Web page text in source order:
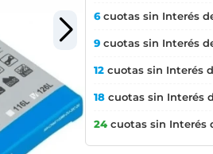
6cuotas sin Interés
9 cuotas sin Interés
12 cuotas sin Interés
18 cuotas sin Interés
24 cuotas sin Interés